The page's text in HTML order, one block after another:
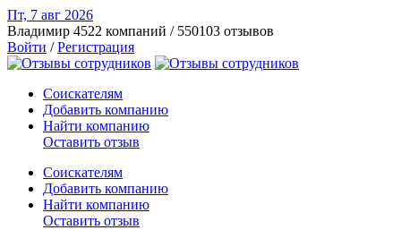
Пт, 7 авг 2026
Владимир 4522 компаний / 550103 отзывов
Войти /Регистрация
Соискателям
Добавить компанию
Найти компанию
Оставить отзыв
Соискателям
Добавить компанию
Найти компанию
Оставить отзыв